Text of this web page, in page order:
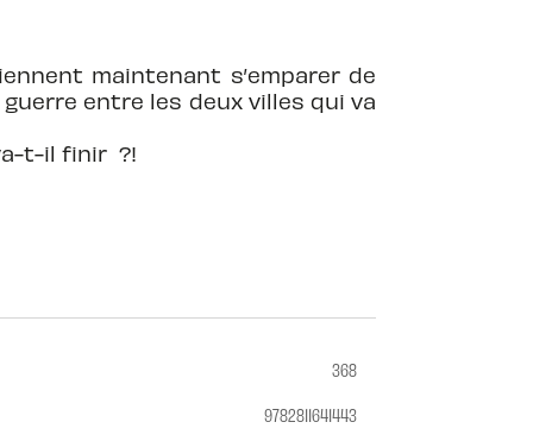
maintenant s’emparer de
guerre entre les deux villes qui va
t-il finir ?!
368
9782811641443